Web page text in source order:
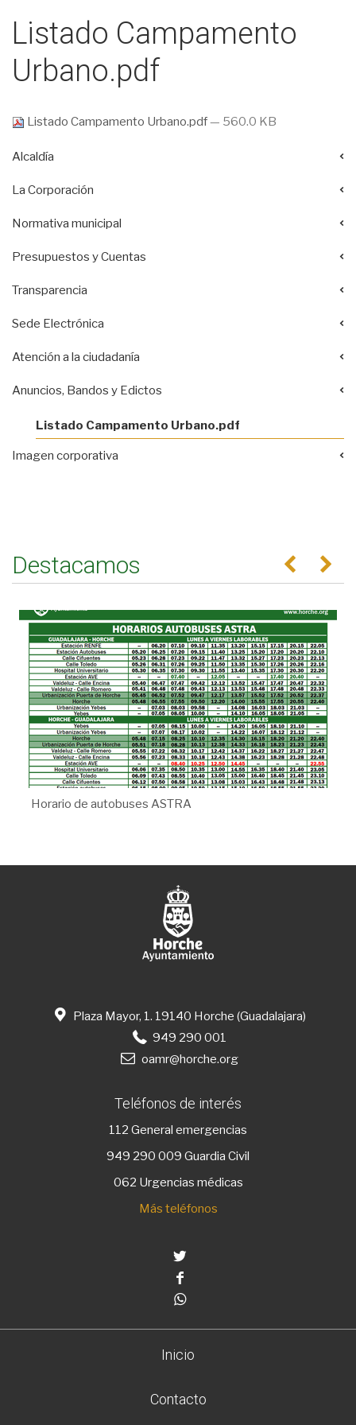
Listado Campamento
Urbano.pdf
Listado Campamento Urbano.pdf— 560.0 KB
Alcaldía
La Corporación
Normativa municipal
Presupuestos y Cuentas
Transparencia
Sede Electrónica
Atención a la ciudadanía
Anuncios, Bandos y Edictos
Listado Campamento Urbano.pdf
Imagen corporativa
Destacamos Anterior
Horario de autobuses ASTRA
Plaza Mayor, 1. 19140 Horche (Guadalajara)
949 290 001
oamr@horche.org
Teléfonos de interés
112 General emergencias
949 290 009 Guardia Civil
062 Urgencias médicas
Más teléfonos
Inicio
Contacto